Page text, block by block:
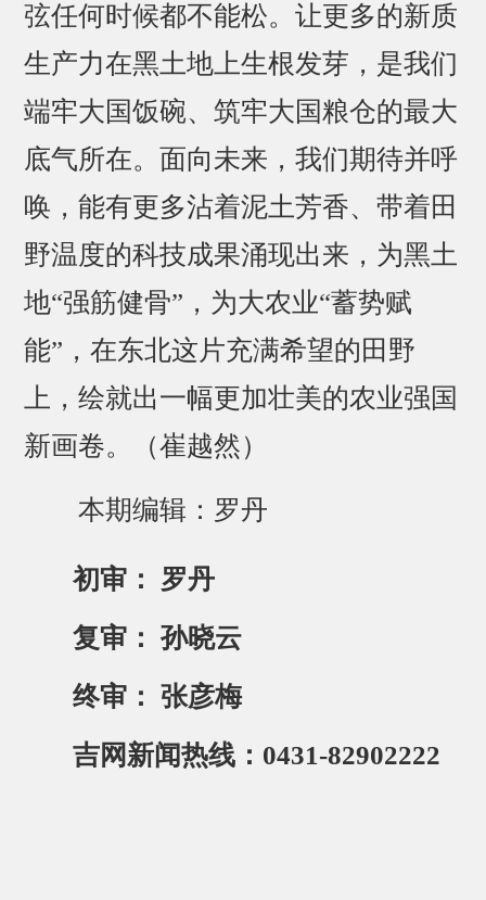
弦任何时候都不能松。让更多的新质
生产力在黑土地上生根发芽，是我们
端牢大国饭碗、筑牢大国粮仓的最大
底气所在。面向未来，我们期待并呼
唤，能有更多沾着泥土芳香、带着田
野温度的科技成果涌现出来，为黑土
地“强筋健骨”，为大农业“蓄势赋
能”，在东北这片充满希望的田野
上，绘就出一幅更加壮美的农业强国
新画卷。（崔越然）
本期编辑：罗丹
初审： 罗丹
复审： 孙晓云
终审： 张彦梅
吉网新闻热线：0431-82902222